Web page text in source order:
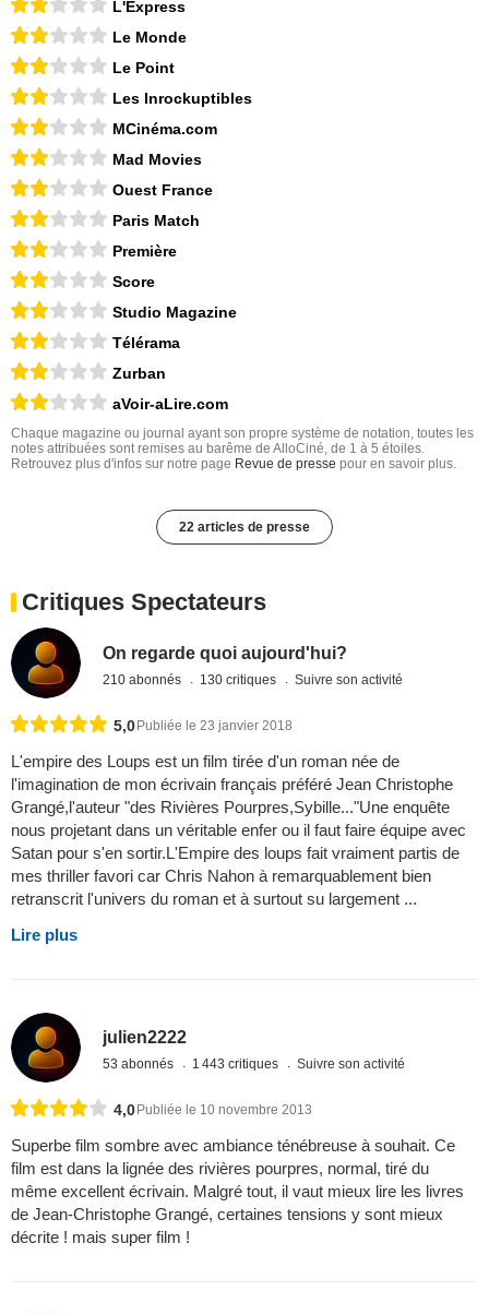
L'Express
Le Monde
Le Point
Les Inrockuptibles
MCinéma.com
Mad Movies
Ouest France
Paris Match
Première
Score
Studio Magazine
Télérama
Zurban
aVoir-aLire.com
Chaque magazine ou journal ayant son propre système de notation, toutes les
notes attribuées sont remises au barême de AlloCiné, de 1 à 5 étoiles.
Retrouvez plus d'infos sur notre page Revue de presse pour en savoir plus.
22 articles de presse
Critiques Spectateurs
On regarde quoi aujourd'hui?
210 abonnés 130 critiques Suivre son activité
5,0Publiée le 23 janvier 2018
L'empire des Loups est un film tirée d'un roman née de
l'imagination de mon écrivain français préféré Jean Christophe
Grangé,l'auteur "des Rivières Pourpres,Sybille..."Une enquête
nous projetant dans un véritable enfer ou il faut faire équipe avec
Satan pour s'en sortir.L'Empire des loups fait vraiment partis de
mes thriller favori car Chris Nahon à remarquablement bien
retranscrit l'univers du roman et à surtout su largement ...
Lire plus
julien2222
53 abonnés 1 443 critiques Suivre son activité
4,0Publiée le 10 novembre 2013
Superbe film sombre avec ambiance ténébreuse à souhait. Ce
film est dans la lignée des rivières pourpres, normal, tiré du
même excellent écrivain. Malgré tout, il vaut mieux lire les livres
de Jean-Christophe Grangé, certaines tensions y sont mieux
décrite ! mais super film !